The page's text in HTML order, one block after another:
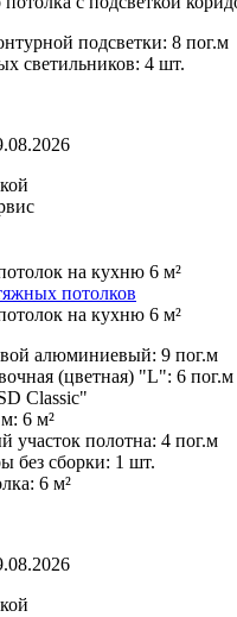
подсветки: 8 пог.м
светильников: 4 шт.
на кухню 6 м²
на кухню 6 м²
алюминиевый: 9 пог.м
(цветная) "L": 6 пог.м
Classic"
6 м²
участок полотна: 4 пог.м
без сборки: 1 шт.
6 м²